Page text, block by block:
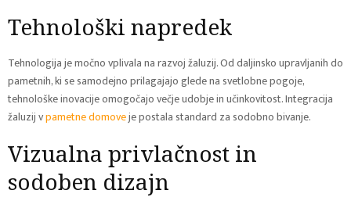
Tehnološki napredek
Tehnologija je močno vplivala na razvoj žaluzij. Od daljinsko upravljanih do
pametnih, ki se samodejno prilagajajo glede na svetlobne pogoje,
tehnološke inovacije omogočajo večje udobje in učinkovitost. Integracija
žaluzij vpametne domoveje postala standard za sodobno bivanje.
Vizualna privlačnost in
sodoben dizajn